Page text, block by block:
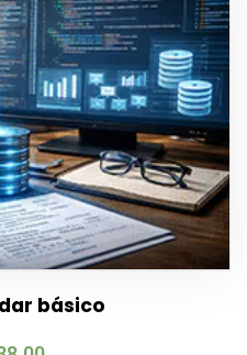
básico